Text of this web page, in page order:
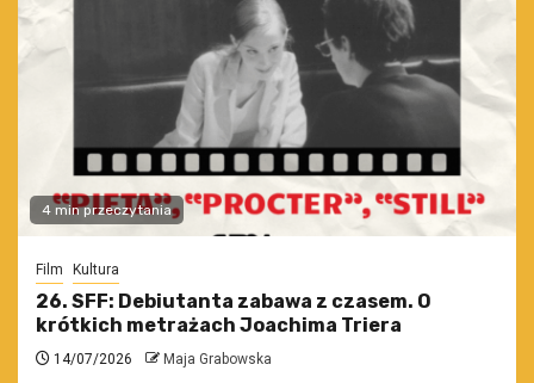
4 min przeczytania
Film Kultura
26. SFF: Debiutanta zabawa z czasem. O
krótkich metrażach Joachima Triera
14/07/2026 Maja Grabowska